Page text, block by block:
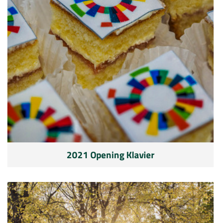
2021 Opening Klavier